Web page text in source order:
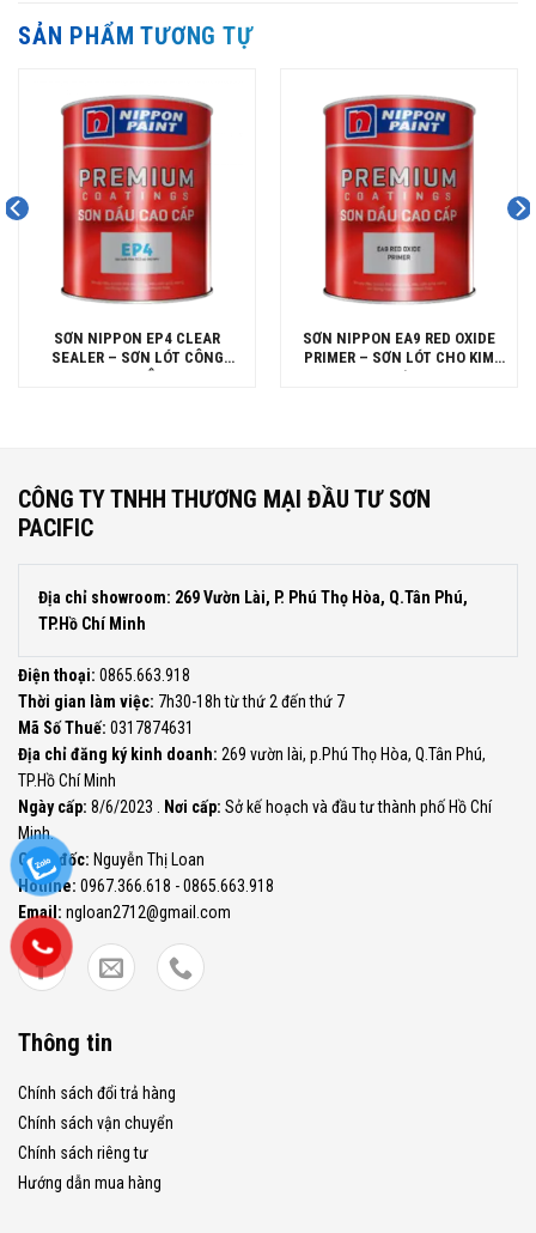
SẢN PHẨM TƯƠNG TỰ
SƠN NIPPON EP4 CLEAR
SEALER – SƠN LÓT CÔNG
NGHIỆP
SƠN NIPPON EA9 RED OXIDE
PRIMER – SƠN LÓT CHO KIM
LOẠI
CÔNG TY TNHH THƯƠNG MẠI ĐẦU TƯ SƠN
PACIFIC
Địa chỉ showroom: 269 Vườn Lài, P. Phú Thọ Hòa, Q.Tân Phú,
TP.Hồ Chí Minh
Điện thoại: 0865.663.918
Thời gian làm việc: 7h30-18h từ thứ 2 đến thứ 7
Mã Số Thuế: 0317874631
Địa chỉ đăng ký kinh doanh: 269 vườn lài, p.Phú Thọ Hòa, Q.Tân Phú,
TP.Hồ Chí Minh
Ngày cấp: 8/6/2023 . Nơi cấp: Sở kế hoạch và đầu tư thành phố Hồ Chí
Minh.
Giám đốc: Nguyễn Thị Loan
Hotline: 0967.366.618 - 0865.663.918
Email: ngloan2712@gmail.com
Thông tin
Chính sách đổi trả hàng
Chính sách vận chuyển
Chính sách riêng tư
Hướng dẫn mua hàng